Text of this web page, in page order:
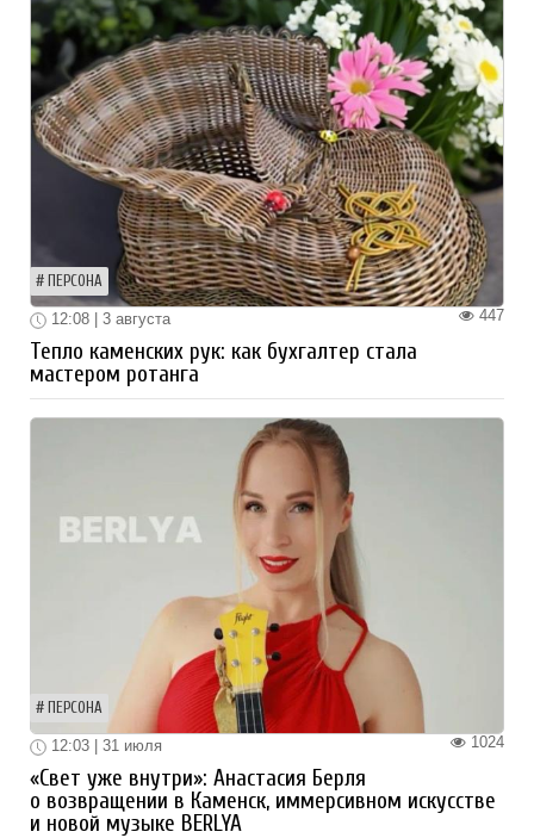
ПЕРСОНА
447
12:08 | 3 августа
Тепло каменских рук: как бухгалтер стала
мастером ротанга
ПЕРСОНА
1024
12:03 | 31 июля
«Свет уже внутри»: Анастасия Берля
о возвращении в Каменск, иммерсивном искусстве
и новой музыке BERLYA